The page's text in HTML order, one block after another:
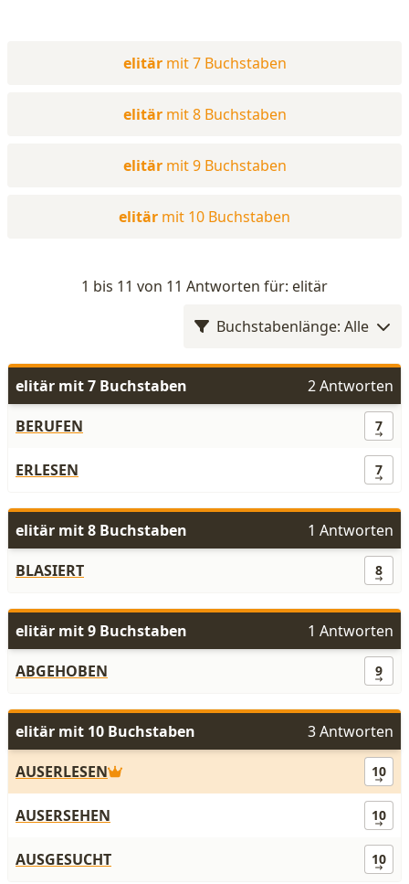
elitär mit 7 Buchstaben
elitär mit 8 Buchstaben
elitär mit 9 Buchstaben
elitär mit 10 Buchstaben
1 bis 11 von 11 Antworten für: elitär
Buchstabenlänge: Alle
elitär mit 7 Buchstaben
2 Antworten
BERUFEN
7
ERLESEN 7
elitär mit 8 Buchstaben
1 Antworten
BLASIERT
8
elitär mit 9 Buchstaben
1 Antworten
ABGEHOBEN
9
elitär mit 10 Buchstaben
3 Antworten
AUSERLESEN
10
AUSERSEHEN 10
AUSGESUCHT 10